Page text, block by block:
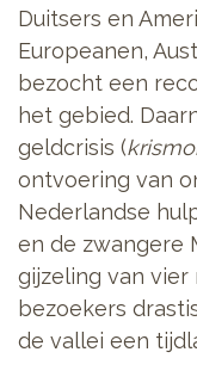
Duitsers en
Europeanen,
bezocht een
het gebied.
geldcrisis (
ontvoering van
Nederlandse
en de zwangere
gijzeling van vier
bezoekers
de vallei een